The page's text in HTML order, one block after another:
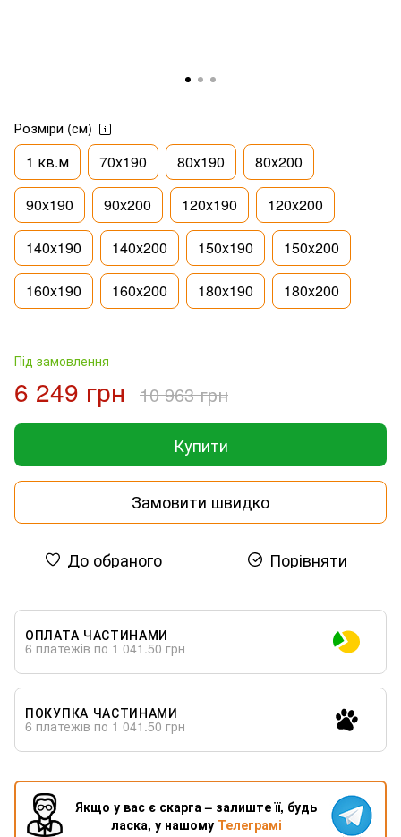
Розміри (см)
1 кв.м 70x190 80x190 80x200
90x190 90x200 120x190 120x200
140x190 140x200 150x190 150x200
160x190 160x200 180x190 180x200
Під замовлення
6 249 грн 10 963 грн
Купити
Замовити швидко
До обраного Порівняти
ОПЛАТА ЧАСТИНАМИ
6 платежів по 1 041.50 грн
ПОКУПКА ЧАСТИНАМИ
6 платежів по 1 041.50 грн
Якщо у вас є скарга – залиште її, будь
ласка, у нашому Телеграмі